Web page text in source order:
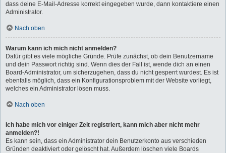
dass deine E-Mail-Adresse korrekt eingegeben wurde, dann kontaktiere einen
Administrator.
Nach oben
Warum kann ich mich nicht anmelden?
Dafür gibt es viele mögliche Gründe. Prüfe zunächst, ob dein Benutzername
und dein Passwort richtig sind. Wenn dies der Fall ist, wende dich an einen
Board-Administrator, um sicherzugehen, dass du nicht gesperrt wurdest. Es ist
ebenfalls möglich, dass ein Konfigurationsproblem mit der Website vorliegt,
welches ein Administrator lösen muss.
Nach oben
Ich habe mich vor einiger Zeit registriert, kann mich aber nicht mehr
anmelden?!
Es kann sein, dass ein Administrator dein Benutzerkonto aus verschieden
Gründen deaktiviert oder gelöscht hat. Außerdem löschen viele Boards